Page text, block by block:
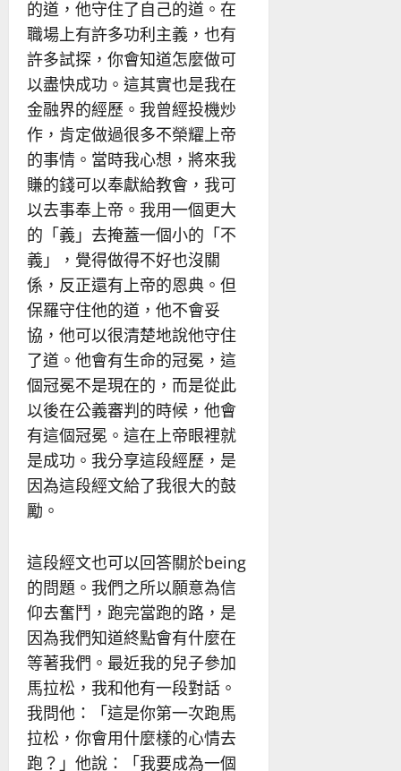
的道，他守住了自己的道。在
職場上有許多功利主義，也有
許多試探，你會知道怎麼做可
以盡快成功。這其實也是我在
金融界的經歷。我曾經投機炒
作，肯定做過很多不榮耀上帝
的事情。當時我心想，將來我
賺的錢可以奉獻給教會，我可
以去事奉上帝。我用一個更大
的「義」去掩蓋一個小的「不
義」，覺得做得不好也沒關
係，反正還有上帝的恩典。但
保羅守住他的道，他不會妥
協，他可以很清楚地說他守住
了道。他會有生命的冠冕，這
個冠冕不是現在的，而是從此
以後在公義審判的時候，他會
有這個冠冕。這在上帝眼裡就
是成功。我分享這段經歷，是
因為這段經文給了我很大的鼓
勵。
這段經文也可以回答關於being
的問題。我們之所以願意為信
仰去奮鬥，跑完當跑的路，是
因為我們知道終點會有什麼在
等著我們。最近我的兒子參加
馬拉松，我和他有一段對話。
我問他：「這是你第一次跑馬
拉松，你會用什麼樣的心情去
跑？」他說：「我要成為一個